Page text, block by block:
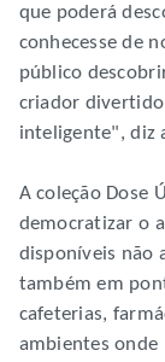
que poderá
conhecesse de
público
criador
inteligente", diz
A coleção Dose
democratizar o
disponíveis não
também em
cafeterias,
ambientes onde